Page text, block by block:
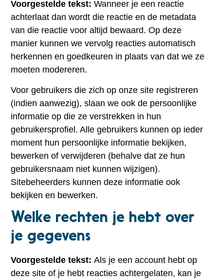
Voorgestelde tekst:Wanneer je een reactie
achterlaat dan wordt die reactie en de metadata
van die reactie voor altijd bewaard. Op deze
manier kunnen we vervolg reacties automatisch
herkennen en goedkeuren in plaats van dat we ze
moeten modereren.
Voor gebruikers die zich op onze site registreren
(indien aanwezig), slaan we ook de persoonlijke
informatie op die ze verstrekken in hun
gebruikersprofiel. Alle gebruikers kunnen op ieder
moment hun persoonlijke informatie bekijken,
bewerken of verwijderen (behalve dat ze hun
gebruikersnaam niet kunnen wijzigen).
Sitebeheerders kunnen deze informatie ook
bekijken en bewerken.
Welke rechten je hebt over
je gegevens
Voorgestelde tekst:Als je een account hebt op
deze site of je hebt reacties achtergelaten, kan je